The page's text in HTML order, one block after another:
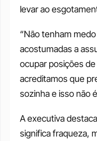
levar ao
“Não tenham
acostumadas a
ocupar posições
acreditamos que
sozinha e isso não
A executiva
significa fraqueza,